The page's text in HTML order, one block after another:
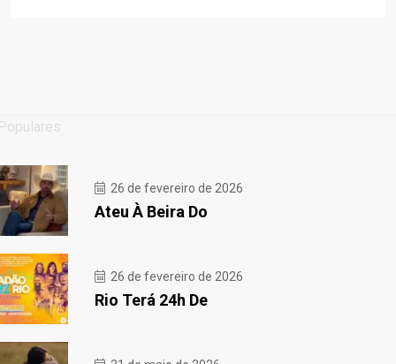
26 de fevereiro de 2026
Ateu À Beira Do
26 de fevereiro de 2026
Rio Terá 24h De